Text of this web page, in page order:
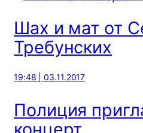
Шах и мат от
Требунских
19:48 | 03.11.2017
Полиция